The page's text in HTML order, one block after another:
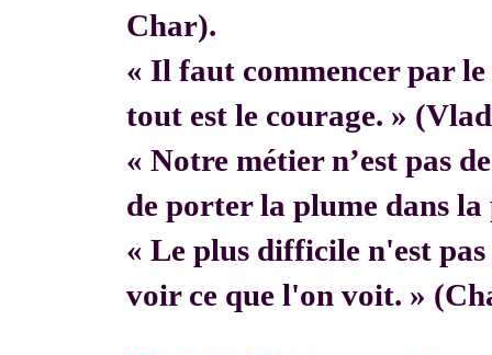
Char).
« Il faut commencer par le
tout est le courage. »
« Notre métier n’est pas
de porter la plume dans
« Le plus difficile n'est
voir ce que l'on voit. »